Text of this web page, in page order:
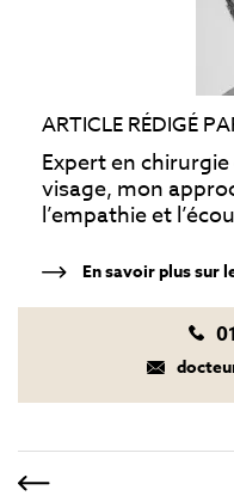
ARTICLE RÉDIGÉ
Expert en
visage, mon
l’empathie et
En savoir plus sur